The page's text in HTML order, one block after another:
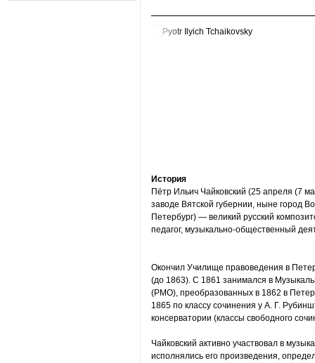
История
Пётр Ильич Чайковский (25 апреля (7
заводе Вятской губернии, ныне город
Петербург) — великий русский
педагог, музыкально-общественный
Окончил Училище правоведения в
(до 1863). С 1861 занимался в
(РМО), преобразованных в 1862 в
1865 по классу сочинения у А. Г.
консерватории (классы свободного
Чайковский активно участвовал в
исполнялись его произведения,